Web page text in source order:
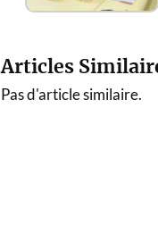
Articles
Pas d'article similaire.